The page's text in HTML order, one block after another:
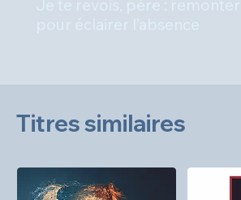
Titres similaires